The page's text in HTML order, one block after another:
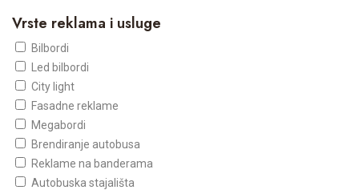
Vrste reklama i usluge
Bilbordi
Led bilbordi
City light
Fasadne reklame
Megabordi
Brendiranje autobusa
Reklame na banderama
Autobuska stajališta